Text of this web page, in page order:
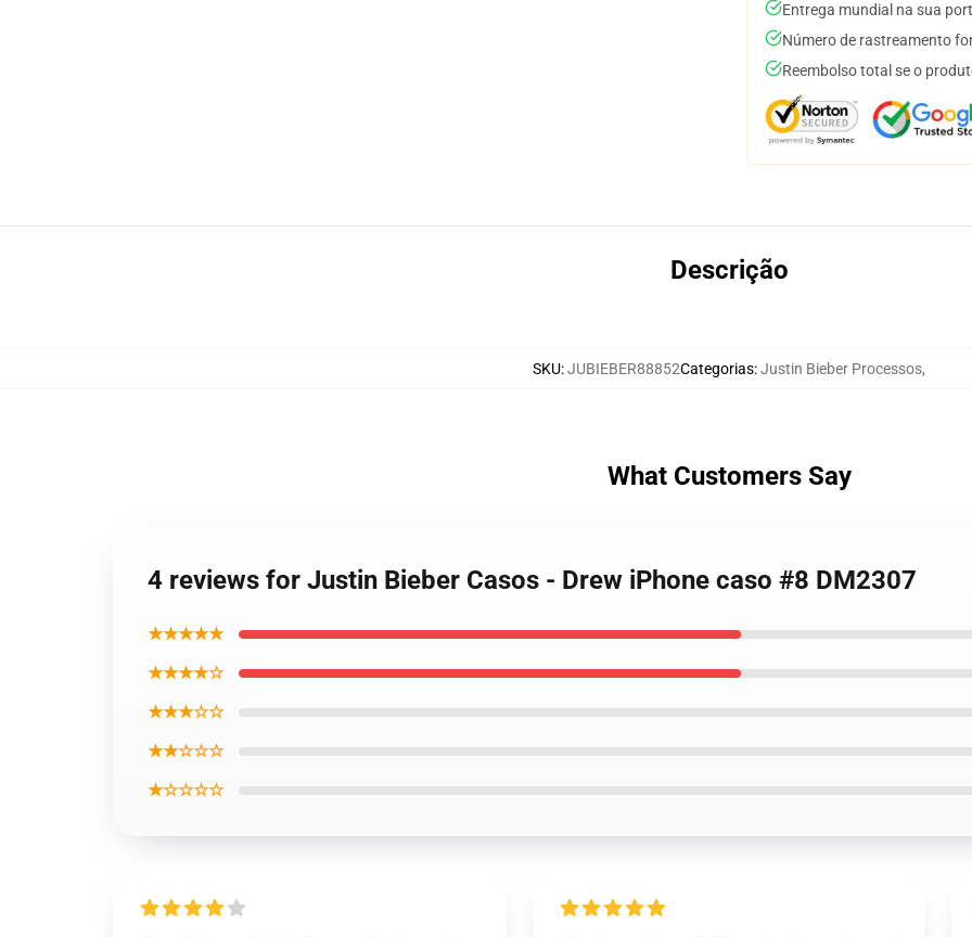
Entrega mundial na sua
Número de rastreamento
Reembolso total se o
Descrição
SKU:JUBIEBER88852Categorias:Justin Bieber Processos,
What Customers Say
4 reviews for Justin Bieber Casos - Drew iPhone caso #8 DM2307
★★★★★
★★★★☆
★★★☆☆
★★☆☆☆
★☆☆☆☆